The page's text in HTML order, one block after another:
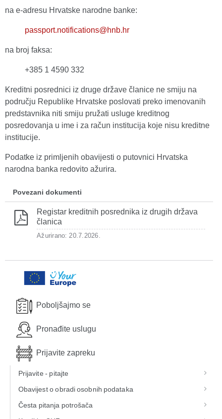
na e-adresu Hrvatske narodne banke:
passport.notifications@hnb.hr
na broj faksa:
+385 1 4590 332
Kreditni posrednici iz druge države članice ne smiju na
području Republike Hrvatske poslovati preko imenovanih
predstavnika niti smiju pružati usluge kreditnog
posredovanja u ime i za račun institucija koje nisu kreditne
institucije.
Podatke iz primljenih obavijesti o putovnici Hrvatska
narodna banka redovito ažurira.
Povezani dokumenti
Registar kreditnih posrednika iz drugih država
članica
Ažurirano: 20.7.2026.
Poboljšajmo se
Pronađite uslugu
Prijavite zapreku
Prijavite - pitajte
Obavijest o obradi osobnih podataka
Česta pitanja potrošača